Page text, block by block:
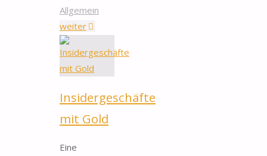
Allgemein
weiter"Anlage
Gold
–
Barren
große
Insidergeschäfte
mit Gold
Eine